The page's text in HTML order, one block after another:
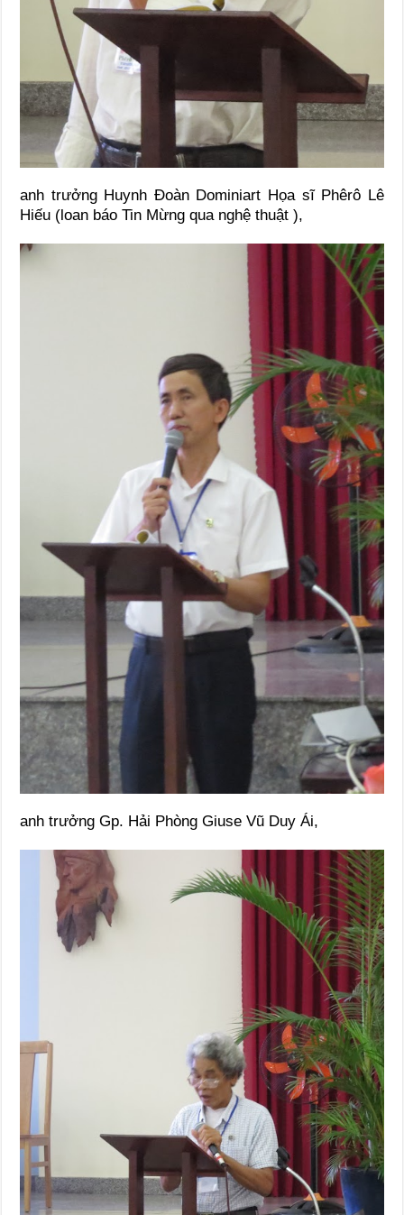
anh trưởng Huynh Đoàn Dominiart Họa sĩ Phêrô Lê
Hiếu (loan báo Tin Mừng qua nghệ thuật ),
anh trưởng Gp. Hải Phòng Giuse Vũ Duy Ái,